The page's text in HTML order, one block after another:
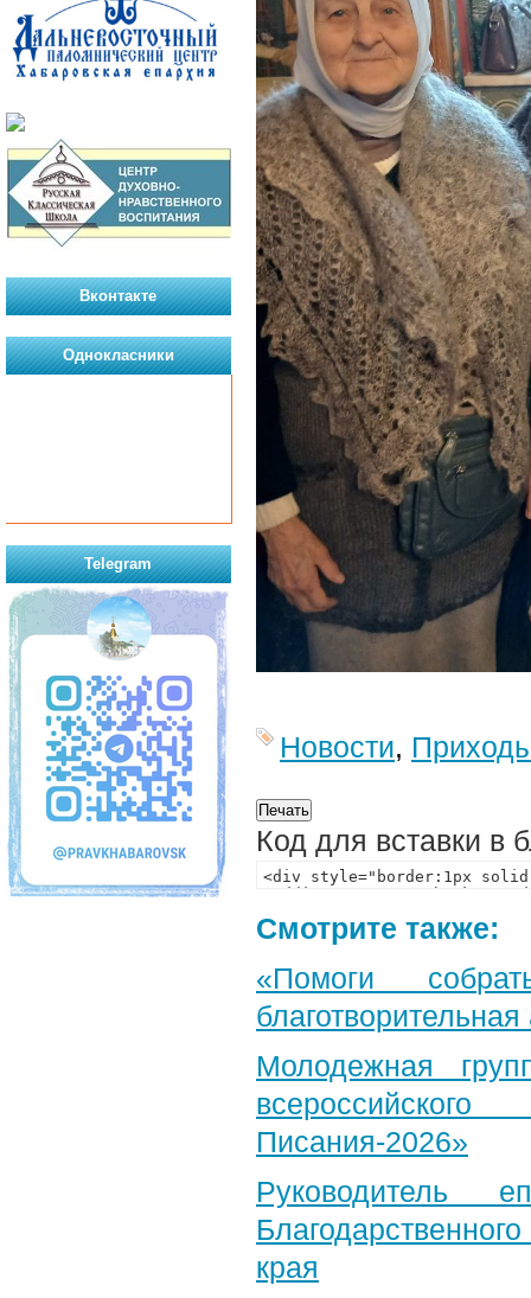
Новости,
Код для вставки в
Смотрите также:
«Помоги
Молодежная
Писания-2026»
Руководитель
края
Вконтакте
Однокласники
Telegram